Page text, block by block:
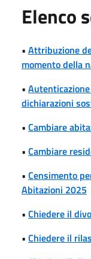
Elenco
• Attribuzione
momento della
•
dichiarazioni
• Cambiare
• Cambiare
• Censimento
Abitazioni 2025
• Chiedere il
• Chiedere il